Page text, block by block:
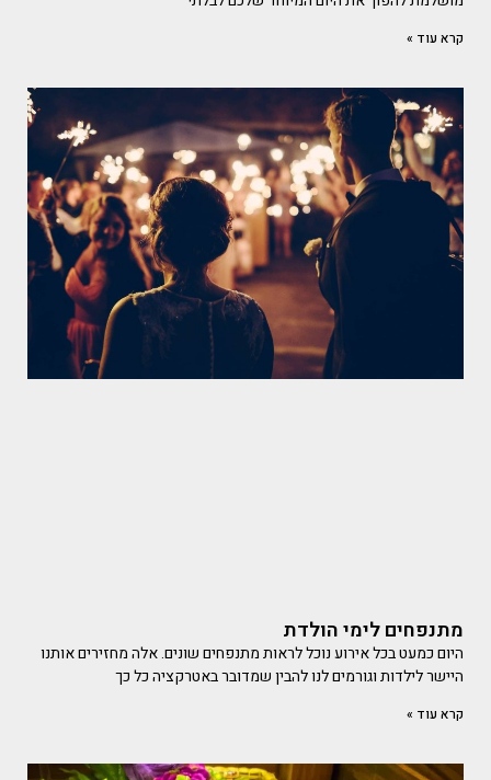
קרא עוד »
מתנפחים לימי הולדת
היום כמעט בכל אירוע נוכל לראות מתנפחים שונים. אלה מחזירים אותנו
היישר לילדות וגורמים לנו להבין שמדובר באטרקציה כל כך
קרא עוד »